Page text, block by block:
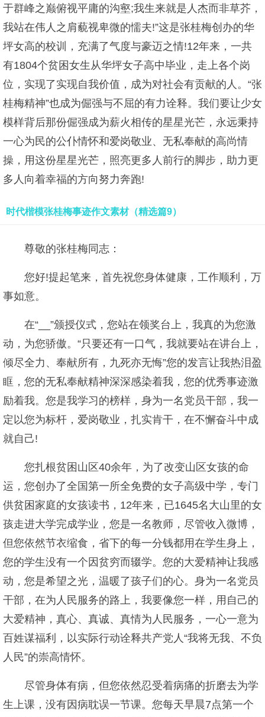
于群峰之巅俯视平庸的沟壑;我生来就是人杰而非草芥，
我站在伟人之肩藐视卑微的懦夫!”这是张桂梅创办的华
坪女高的校训，充满了气度与豪迈之情!12年来，一共
有1804个贫困女生从华坪女子高中毕业，走上各个岗
位，实现了实现自我价值，成为对社会有贡献的人。“张
桂梅精神”也成为倔强与不屈的有力诠释。我们要让少女
模样背后那份倔强成为薪火相传的星星光芒，永远秉持
一心为民的公仆情怀和爱岗敬业、无私奉献的高尚情
操，用这份星星光芒，照亮更多人前行的脚步，助力更
多人向着幸福的方向努力奔跑!
时代楷模张桂梅事迹作文素材（精选篇9）
尊敬的张桂梅同志：
您好!提起笔来，首先祝您身体健康，工作顺利，万
事如意。
在“__”颁授仪式，您站在领奖台上，我真的为您激
动，为您骄傲。“只要还有一口气，我就要站在讲台上，
倾尽全力、奉献所有，九死亦无悔”您的发言让我热泪盈
眶，您的无私奉献精神深深感染着我，您的优秀事迹激
励着我。您是我学习的榜样，身为一名党员干部，我一
定以您为标杆，爱岗敬业，扎实肯干，在不懈奋斗中成
就自己!
您扎根贫困山区40余年，为了改变山区女孩的命
运，您创办了全国第一所全免费的女子高级中学，专门
供贫困家庭的女孩读书，12年来，已1645名大山里的女
孩走进大学完成学业，您是一名教师，尽管收入微博，
但您依然节衣缩食，省下的每一分钱都用在学生身上，
您的学生没有一个因贫穷而辍学。您的大爱精神让我感
动，您是希望之光，温暖了孩子们的心。身为一名党员
干部，在为人民服务的路上，我要像您一样，用自己的
大爱精神，真心、真诚、真情为人民服务，一心一意为
百姓谋福利，以实际行动诠释共产党人“我将无我、不负
人民”的崇高情怀。
尽管身体有病，但您依然忍受着病痛的折磨去为学
生上课，没有因病耽误一节课。您每天早晨7点第一个